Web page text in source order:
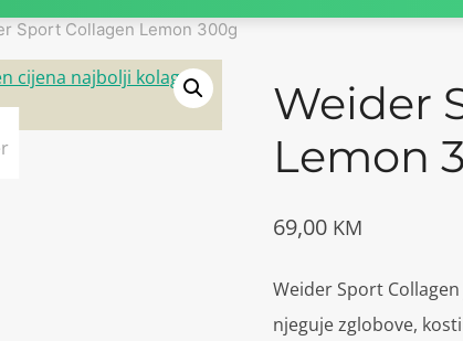
Sport Collagen Lemon 300g
Weider
Lemon
69,00 KM
Weider Sport
njeguje zglobove,